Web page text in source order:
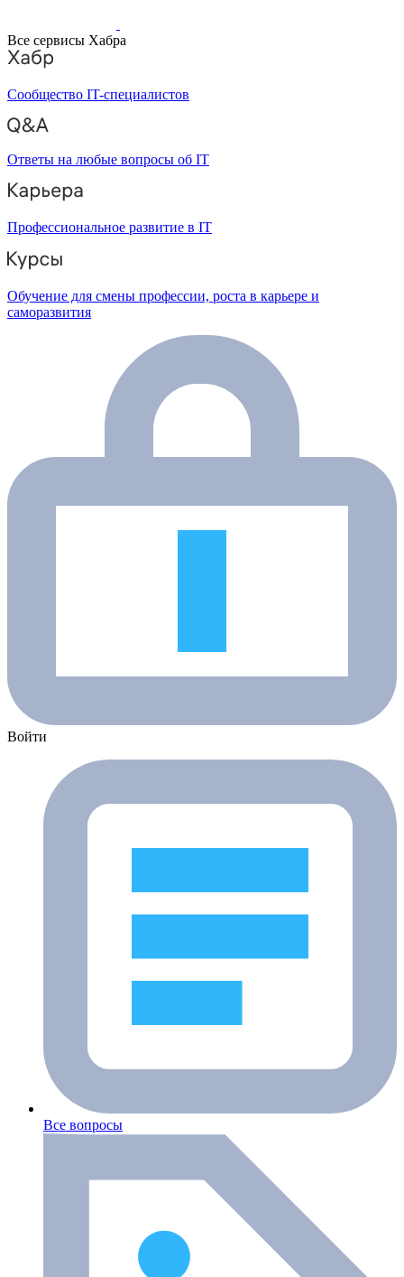
Все сервисы Хабра
Сообщество IT-специалистов
Ответы на любые вопросы об IT
Профессиональное развитие в IT
Обучение для смены профессии, роста в карьере и
саморазвития
Войти
Все вопросы